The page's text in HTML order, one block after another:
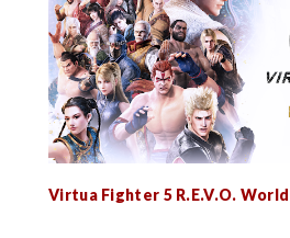
Virtua Fighter 5 R.E.V.O.